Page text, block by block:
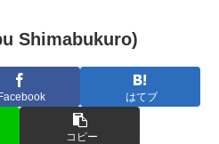
Shimabukuro)
はてブ
コピー